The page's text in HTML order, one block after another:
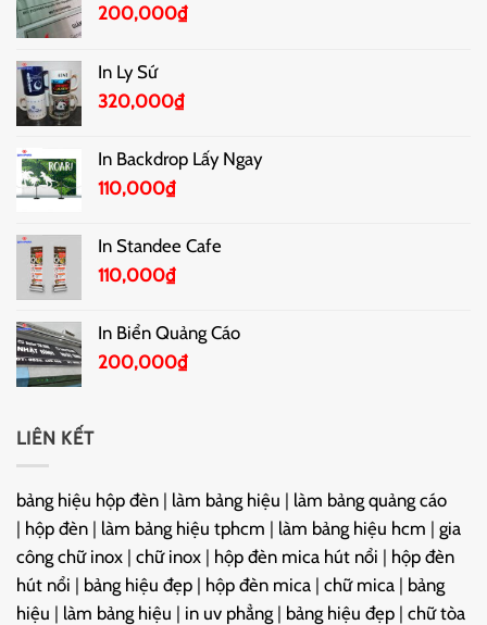
200,000₫
In Ly Sứ
320,000₫
In Backdrop Lấy Ngay
110,000₫
In Standee Cafe
110,000₫
In Biển Quảng Cáo
200,000₫
LIÊN KẾT
bảng hiệu hộp đèn | làm bảng hiệu | làm bảng quảng cáo
| hộp đèn | làm bảng hiệu tphcm | làm bảng hiệu hcm | gia
công chữ inox | chữ inox | hộp đèn mica hút nổi | hộp đèn
hút nổi | bảng hiệu đẹp | hộp đèn mica | chữ mica | bảng
hiệu | làm bảng hiệu | in uv phẳng | bảng hiệu đẹp | chữ tòa